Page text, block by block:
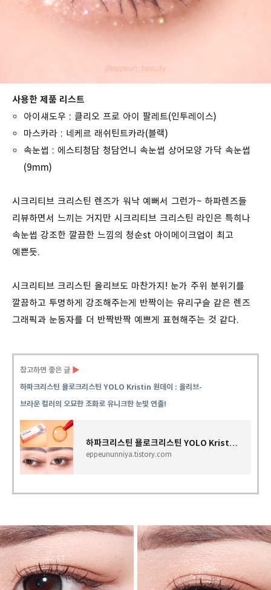
사용한 제품 리스트
아이섀도우 : 클리오 프로 아이 팔레트(인투레이스)
마스카라 : 네케르 래쉬틴트카라(블랙)
속눈썹 : 에스티청담 청담언니 속눈썹 상어모양 가닥 속눈썹
(9mm)
시크리티브 크리스틴 렌즈가 워낙 예뻐서 그런가~ 하파렌즈들
리뷰하면서 느끼는 거지만 시크리티브 크리스틴 라인은 특히나
속눈썹 강조한 깔끔한 느낌의 청순st 아이메이크업이 최고
예쁜듯.
시크리티브 크리스틴 올리브도 마찬가지! 눈가 주위 분위기를
깔끔하고 투명하게 강조해주는게 반짝이는 유리구슬 같은 렌즈
그래픽과 눈동자를 더 반짝반짝 예쁘게 표현해주는 것 같다.
참고하면 좋은 글 ▶
하파크리스틴 욜로크리스틴 YOLO Kristin 원데이 : 올리브-
브라운 컬러의 오묘한 조화로 유니크한 눈빛 연출!
하파크리스틴 욜로크리스틴 YOLO Kristin 원데이 : 올리브-브라운 컬러의 오묘한 조화로 유니크한
eppeununniya.tistory.com